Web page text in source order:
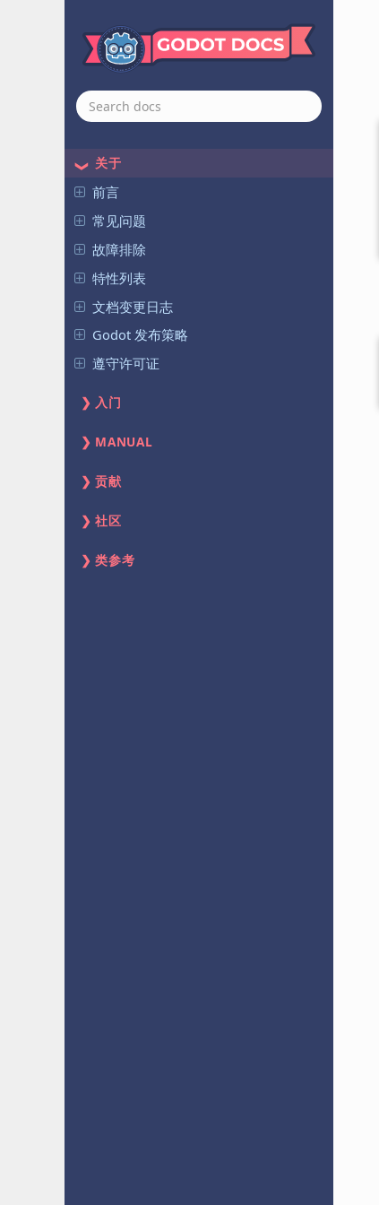
关于
前言
常见问题
故障排除
特性列表
文档变更日志
Godot 发布策略
遵守许可证
入门
MANUAL
贡献
社区
类参考